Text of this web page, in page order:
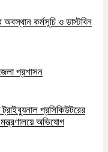
অবস্থান কর্মসূচি ও ডাস্টবিন
প্রশাসন
প্রসিকিউটরের
অভিযোগ